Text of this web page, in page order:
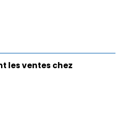
les ventes chez